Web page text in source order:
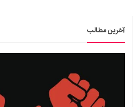
آخرین مطالب